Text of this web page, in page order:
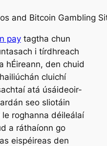
paytagtha chun
i tírdhreach
hÉireann, den chuid
cluichí
atá úsáideoir-
seo sliotáin
roghanna déileálaí
a ráthaíonn go
eispéireas den